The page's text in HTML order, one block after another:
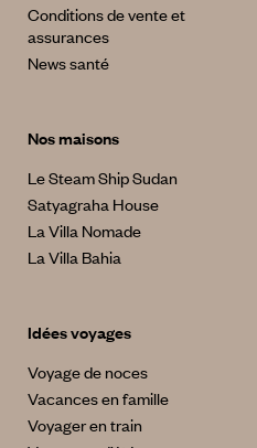
Conditions de vente et
assurances
News santé
Nos maisons
Le Steam Ship Sudan
Satyagraha House
La Villa Nomade
La Villa Bahia
Idées voyages
Voyage de noces
Vacances en famille
Voyager en train